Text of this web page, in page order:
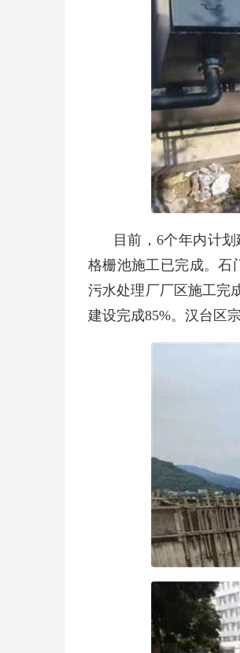
目前，6个年内计
格栅池施工已完成。石
污水处理厂厂区施工完
建设完成85%。汉台区